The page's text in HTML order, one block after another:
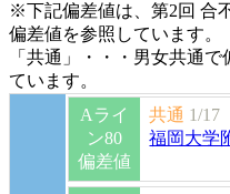
※下記偏差値は、第2回 合
偏差値を参照しています。
「共通」・・・男女共通で
ています。
Aライ
ン80
偏差値
共通 1/17
福岡大学